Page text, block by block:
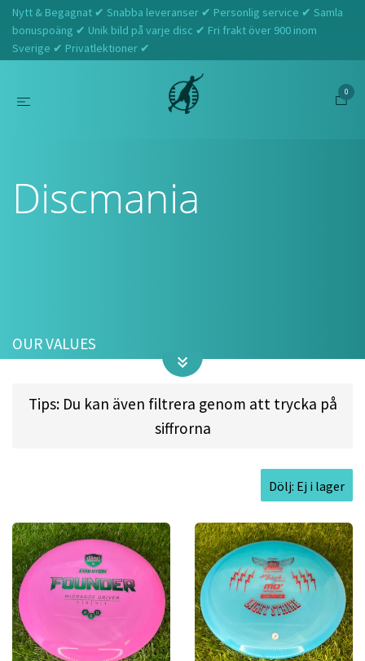
Nytt & Begagnat ✔ Snabba leveranser ✔ Personlig service ✔ Samla
bonuspoäng ✔ Unik bild på varje disc ✔ Fri frakt över 900 inom
Sverige ✔ Privatlektioner ✔
0
Discmania
OUR VALUES
Perseverance
Discmanias mission is to accelerate the evolution
of disc golf by delivering exciting, high quality
products and experiences to passionate people
around the World. Our mission is to make disc golf
Tips: Du kan även filtrera genom att trycka på
siffrorna
Dölj: Ej i lager